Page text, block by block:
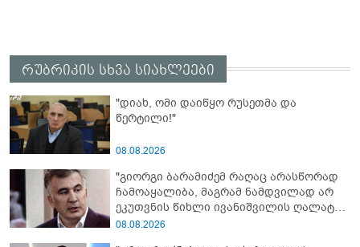
რუბრიკის სხვა სიახლეები
"დიახ, ომი დაიწყო რუსეთმა და
წერტილი!"
08.08.2026
"გიორგი ბარამიძემ რაღაც არასწორად
ჩამოაყალიბა, მაგრამ ნამდვილად არ
ეკუთვნის წიხლი ივანიშვილის ღალატზე
დაფუძნებული დიქტატურის
08.08.2026